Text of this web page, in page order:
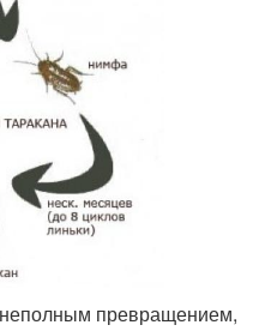
превращением,